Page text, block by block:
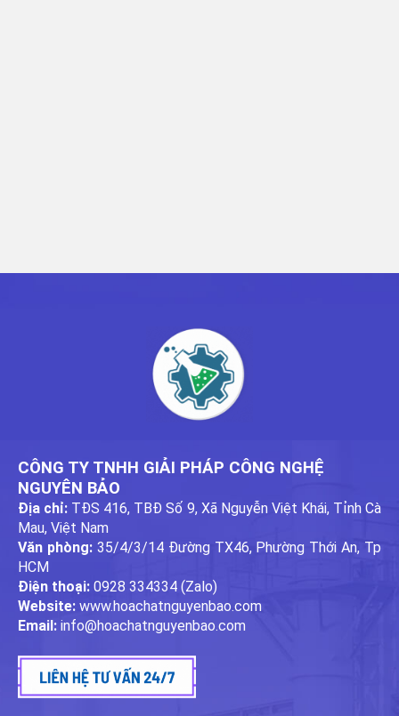
CÔNG TY TNHH GIẢI PHÁP CÔNG NGHỆ
NGUYÊN BẢO
Địa chỉ: TĐS 416, TBĐ Số 9, Xã Nguyễn Việt Khái, Tỉnh Cà
Mau, Việt Nam
Văn phòng:35/4/3/14 Đường TX46, Phường Thới An, Tp
HCM
Điện thoại: 0928 334334 (Zalo)
Website: www.hoachatnguyenbao.com
Email: info@hoachatnguyenbao.com